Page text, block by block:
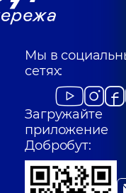
Мы в
сетях:
Загружайте
приложение
Добробут: